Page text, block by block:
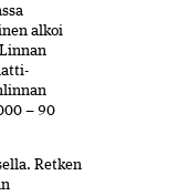
alkoi
– 90
Retken